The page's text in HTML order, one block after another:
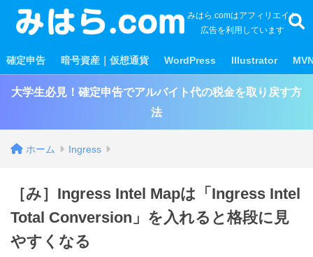
みはら.comはアフィリエイト
広告を利用しています
確定申告 暗号資産｜仮想通貨 WordPress Illustrator
大学生必見！確定申告でアルバイト代の税金を取り戻す方
法
ホーム Ingress
［み］Ingress Intel Mapは「Ingress Intel
Total Conversion」を入れると格段に見
やすくなる